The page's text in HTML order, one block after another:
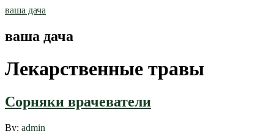
Skip
ваша дача
ваша дача
Лекарственные травы
Сорняки врачеватели
2012-
By: admin